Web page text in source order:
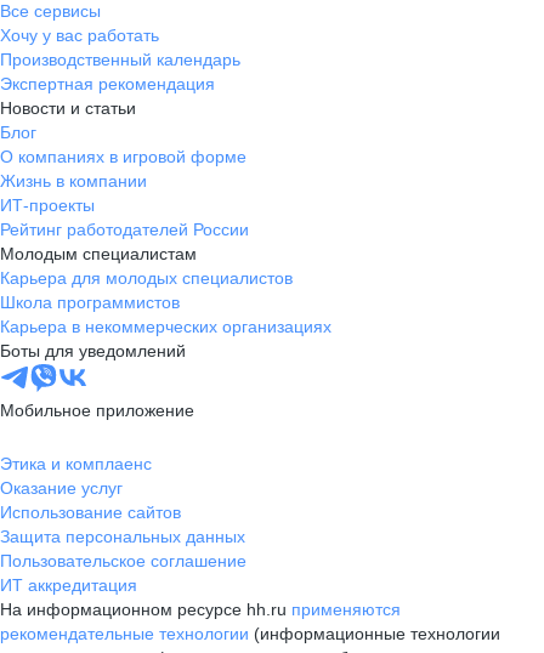
Все сервисы
Хочу у вас работать
Производственный календарь
Экспертная рекомендация
Новости и статьи
Блог
О компаниях в игровой форме
Жизнь в компании
ИТ-проекты
Рейтинг работодателей России
Молодым специалистам
Карьера для молодых специалистов
Школа программистов
Карьера в некоммерческих организациях
Боты для уведомлений
Мобильное приложение
Этика и комплаенс
Оказание услуг
Использование сайтов
Защита персональных данных
Пользовательское соглашение
ИТ аккредитация
На информационном ресурсе hh.ru применяются
рекомендательные технологии (информационные технологии